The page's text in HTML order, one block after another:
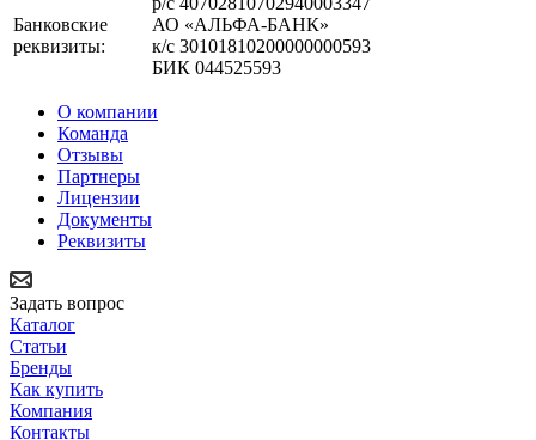
Банковские
реквизиты:
АО «АЛЬФА-БАНК»
к/с 30101810200000000593
БИК 044525593
О компании
Команда
Отзывы
Партнеры
Лицензии
Документы
Реквизиты
Задать вопрос
Каталог
Статьи
Бренды
Как купить
Компания
Контакты